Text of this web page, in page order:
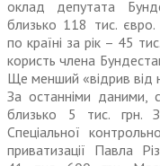
оклад депутата
близько 118 тис.
по країні за рік – 45
користь члена
Ще менший «відрив від
За останніми даними,
близько 5 тис. грн.
Спеціальної
приватизації Павла